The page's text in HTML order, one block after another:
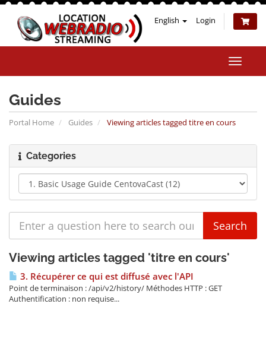
English Login
Toggle
Guides
Portal Home Guides Viewing articles tagged titre en cours
Categories
Viewing articles tagged 'titre en cours'
3. Récupérer ce qui est diffusé avec l'API
Point de terminaison : /api/v2/history/ Méthodes HTTP : GET
Authentification : non requise...